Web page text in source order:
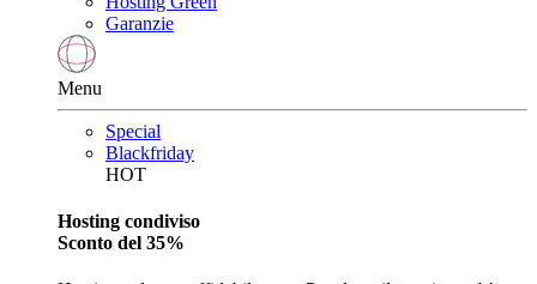
Garanzie
Menu
Special
Blackfriday
HOT
Hosting condiviso
Sconto del 35%